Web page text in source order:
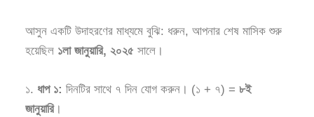
আসুন একটি উদাহরণের মাধ্যমে বুঝি: ধরুন, আপনার শেষ মাসিক শুরু
হয়েছিল ১লা জানুয়ারি, ২০২৫ সালে।
১. ধাপ ১: দিনটির সাথে ৭ দিন যোগ করুন। (১ + ৭) =৮ই
জানুয়ারি।